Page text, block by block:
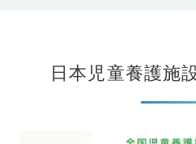
日本児童養護施